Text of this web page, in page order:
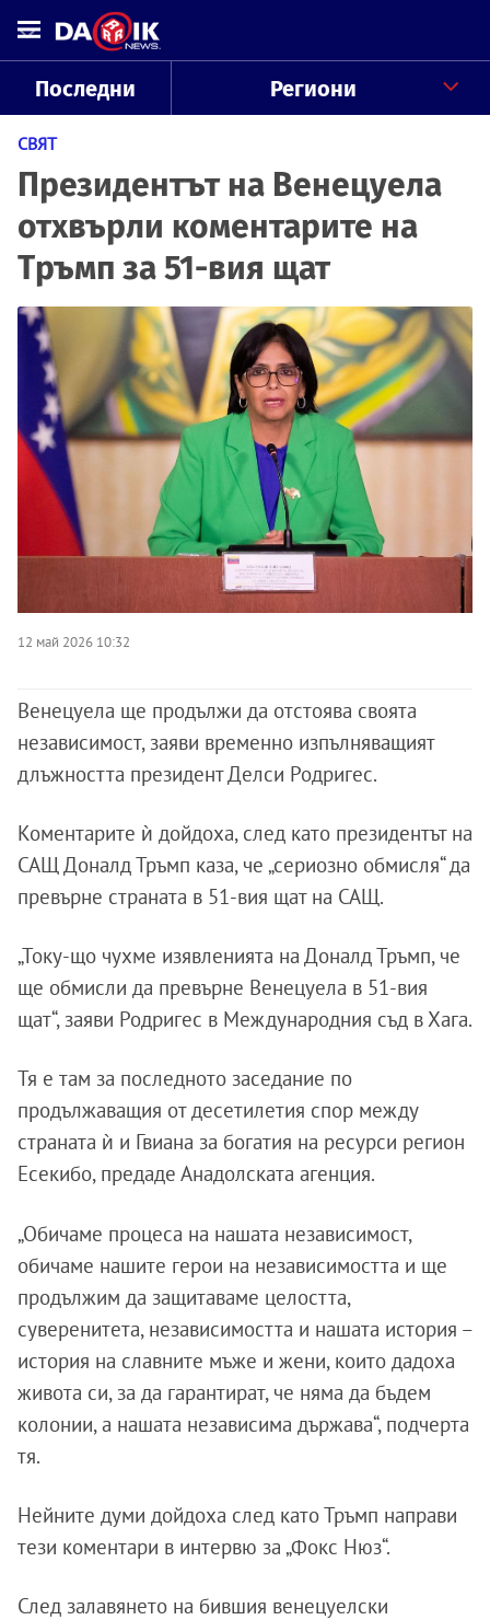
Последни Региони
СВЯТ
Президентът на Венецуела
отхвърли коментарите на
Тръмп за 51-вия щат
12 май 2026 10:32
Венецуела ще продължи да отстоява своята
независимост, заяви временно изпълняващият
длъжността президент Делси Родригес.
Коментарите ѝ дойдоха, след като президентът на
САЩ Доналд Тръмп каза, че „сериозно обмисля“ да
превърне страната в 51-вия щат на САЩ.
„Току-що чухме изявленията на Доналд Тръмп, че
ще обмисли да превърне Венецуела в 51-вия
щат“, заяви Родригес в Международния съд в Хага.
Тя е там за последното заседание по
продължаващия от десетилетия спор между
страната ѝ и Гвиана за богатия на ресурси регион
Есекибо, предаде Анадолската агенция.
„Обичаме процеса на нашата независимост,
обичаме нашите герои на независимостта и ще
продължим да защитаваме целостта,
суверенитета, независимостта и нашата история –
история на славните мъже и жени, които дадоха
живота си, за да гарантират, че няма да бъдем
колонии, а нашата независима държава“, подчерта
тя.
Нейните думи дойдоха след като Тръмп направи
тези коментари в интервю за „Фокс Нюз“.
След залавянето на бившия венецуелски